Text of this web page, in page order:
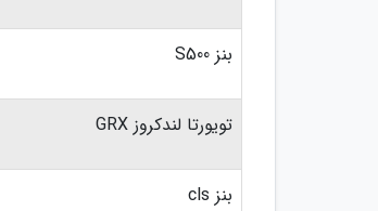
بنز S500
تویورتا لندکروز GRX
بنز cls